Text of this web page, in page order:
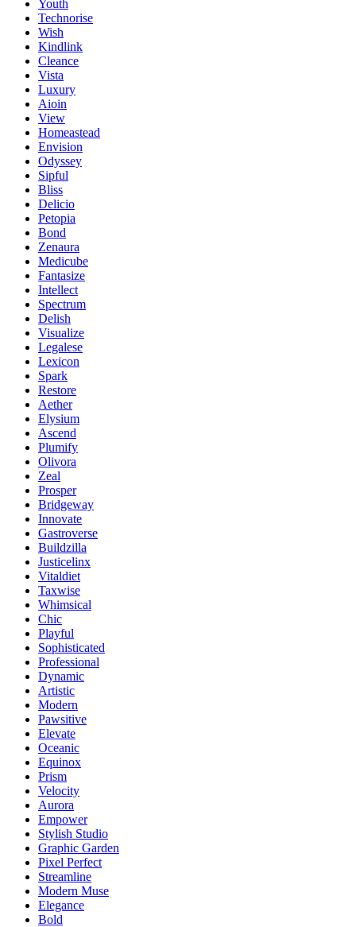
Youth
Technorise
Wish
Kindlink
Cleance
Vista
Luxury
Aioin
View
Homeastead
Envision
Odyssey
Sipful
Bliss
Delicio
Petopia
Bond
Zenaura
Medicube
Fantasize
Intellect
Spectrum
Delish
Visualize
Legalese
Lexicon
Spark
Restore
Aether
Elysium
Ascend
Plumify
Olivora
Zeal
Prosper
Bridgeway
Innovate
Gastroverse
Buildzilla
Justicelinx
Vitaldiet
Taxwise
Whimsical
Chic
Playful
Sophisticated
Professional
Dynamic
Artistic
Modern
Pawsitive
Elevate
Oceanic
Equinox
Prism
Velocity
Aurora
Empower
Stylish Studio
Graphic Garden
Pixel Perfect
Streamline
Modern Muse
Elegance
Bold